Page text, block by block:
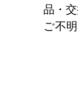
品・
ご不